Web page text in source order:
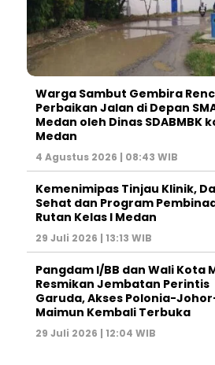
Warga Sambut Gembira
Perbaikan Jalan di Depan
Medan oleh Dinas SDABMBK
Medan
4 Agustus 2026 | 08:43 WIB
Kemenimipas Tinjau Klinik,
Sehat dan Program
Rutan Kelas I Medan
29 Juli 2026 | 13:13 WIB
Pangdam I/BB dan Wali Kota
Resmikan Jembatan Perintis
Garuda, Akses Polonia-
Maimun Kembali Terbuka
29 Juli 2026 | 12:04 WIB